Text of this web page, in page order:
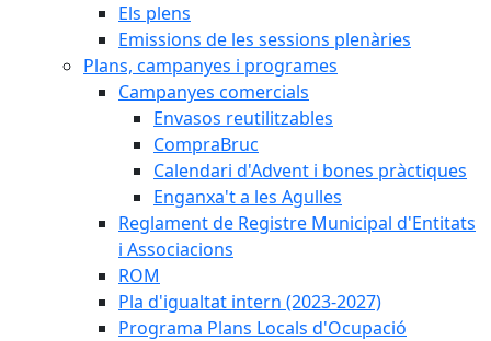
Els plens
Emissions de les sessions plenàries
Plans, campanyes i programes
Campanyes comercials
Envasos reutilitzables
CompraBruc
Calendari d'Advent i bones pràctiques
Enganxa't a les Agulles
Reglament de Registre Municipal d'Entitats
i Associacions
ROM
Pla d'igualtat intern (2023-2027)
Programa Plans Locals d'Ocupació